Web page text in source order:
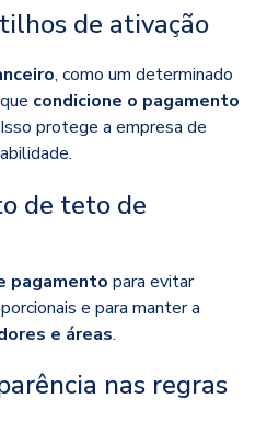
de ativação
, como um determinado
condicione o pagamento
protege a empresa de
de teto de
pagamento para evitar
e para manter a
e áreas.
nas regras